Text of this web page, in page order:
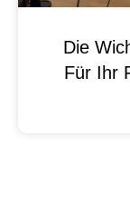
Die
Für Ihr